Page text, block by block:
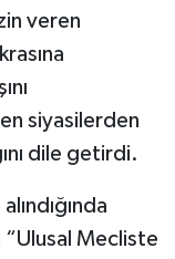
veren
siyasilerden
dile getirdi.
Mecliste